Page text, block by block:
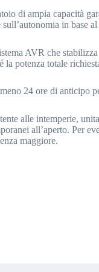
di ampia capacità
in base
AVR che
la potenza totale
24 ore di anticipo
alle intemperie,
all’aperto. Per
maggiore.